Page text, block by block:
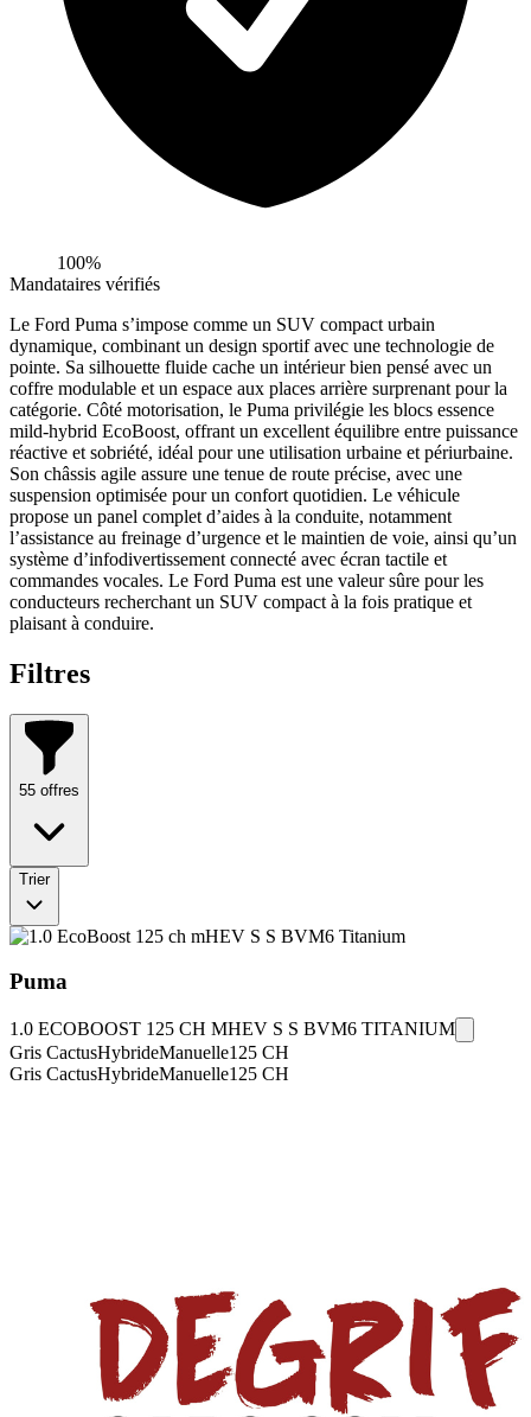
100%
Mandataires vérifiés
Le Ford Puma s’impose comme un SUV compact urbain
dynamique, combinant un design sportif avec une technologie de
pointe. Sa silhouette fluide cache un intérieur bien pensé avec un
coffre modulable et un espace aux places arrière surprenant pour la
catégorie. Côté motorisation, le Puma privilégie les blocs essence
mild-hybrid EcoBoost, offrant un excellent équilibre entre puissance
réactive et sobriété, idéal pour une utilisation urbaine et périurbaine.
Son châssis agile assure une tenue de route précise, avec une
suspension optimisée pour un confort quotidien. Le véhicule
propose un panel complet d’aides à la conduite, notamment
l’assistance au freinage d’urgence et le maintien de voie, ainsi qu’un
système d’infodivertissement connecté avec écran tactile et
commandes vocales. Le Ford Puma est une valeur sûre pour les
conducteurs recherchant un SUV compact à la fois pratique et
plaisant à conduire.
Filtres
55 offres
Trier
Puma
1.0 ECOBOOST 125 CH MHEV S S BVM6 TITANIUM
Gris CactusHybrideManuelle125 CH
Gris CactusHybrideManuelle125 CH